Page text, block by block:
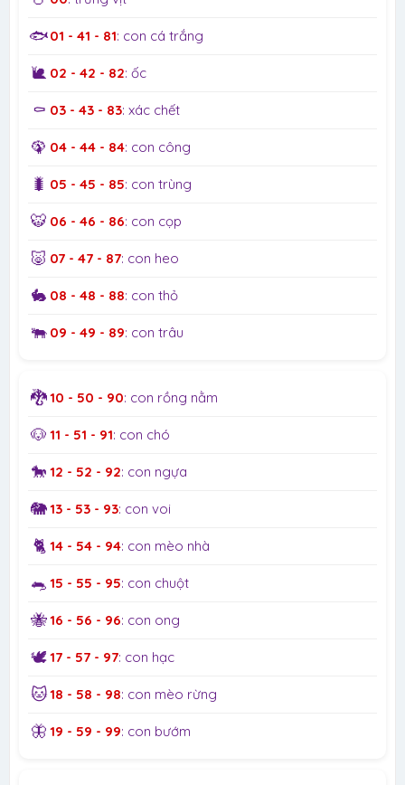
🐟01 - 41 - 81: con cá trắng
🐌 02 - 42 - 82: ốc
⚰️ 03 - 43 - 83: xác chết
🦚 04 - 44 - 84: con công
🐛 05 - 45 - 85: con trùng
🐯 06 - 46 - 86: con cọp
🐷 07 - 47 - 87: con heo
🐇 08 - 48 - 88: con thỏ
🐃 09 - 49 - 89: con trâu
🐉10 - 50 - 90: con rồng nằm
🐶 11 - 51 - 91: con chó
🐎 12 - 52 - 92: con ngựa
🐘13 - 53 - 93: con voi
🐈 14 - 54 - 94: con mèo nhà
🐀 15 - 55 - 95: con chuột
🐝16 - 56 - 96: con ong
🕊️17 - 57 - 97: con hạc
🐱18 - 58 - 98: con mèo rừng
🦋 19 - 59 - 99: con bướm